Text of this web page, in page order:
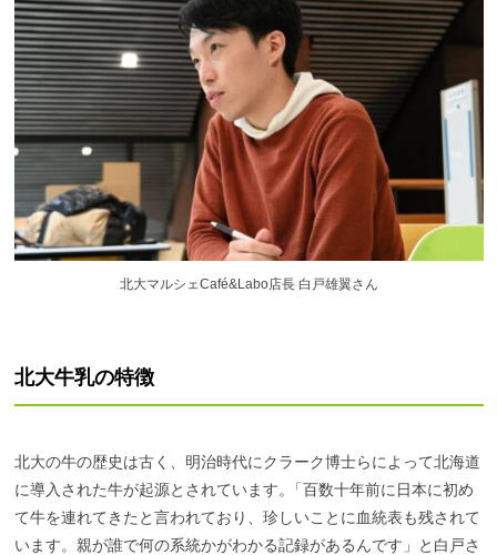
北大マルシェCafé&Labo店長 白戸雄翼さん
北大牛乳の特徴
北大の牛の歴史は古く、明治時代にクラーク博士らによって北海道
に導入された牛が起源とされています。
「百数十年前に日本に初め
て牛を連れてきたと言われており、珍しいことに血統表も残されて
います。親が誰で何の系統かがわかる記録があるんです」と白戸さ